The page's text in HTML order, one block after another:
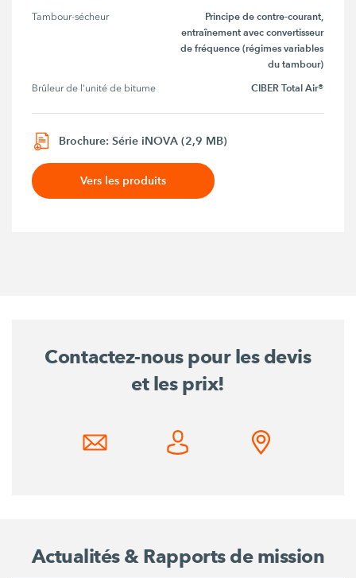
Tambour-sécheur
Principe de contre-courant,
entraînement avec convertisseur
de fréquence (régimes variables
du tambour)
Brûleur de l'unité de bitume CIBER Total Air®
Brochure: Série iNOVA (2,9 MB)
Vers les produits
Contactez-nous pour les devis
et les prix!
Actualités & Rapports de mission